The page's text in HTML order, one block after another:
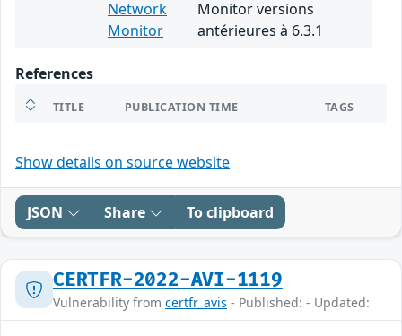
Network
Monitor
Monitor versions
antérieures à 6.3.1
References
TITLE PUBLICATION TIME TAGS
Show details on source website
JSON Share To clipboard
CERTFR-2022-AVI-1119
Vulnerability from certfr_avis - Published: - Updated: